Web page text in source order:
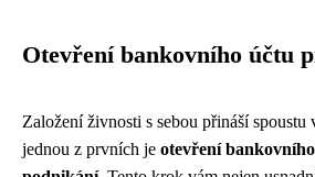
Otevření bankovního účtu
Založení živnosti s sebou přináší spoustu
jednou z prvních je otevření